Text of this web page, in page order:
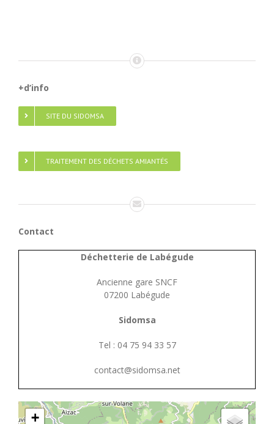
+d’info
SITE DU SIDOMSA
TRAITEMENT DES DÉCHETS AMIANTÉS
Contact
Déchetterie de Labégude
Ancienne gare SNCF
07200 Labégude
Sidomsa
Tel : 04 75 94 33 57
contact@sidomsa.net
+